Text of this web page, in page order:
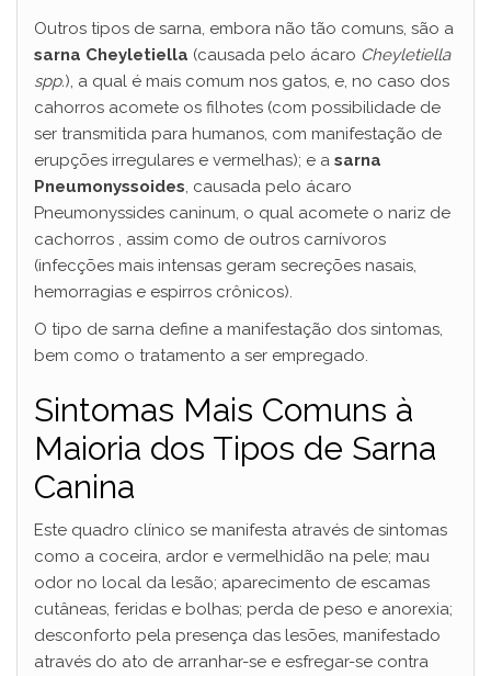
Outros tipos de sarna, embora não tão comuns, são a
sarna Cheyletiella (causada pelo ácaro Cheyletiella
spp.), a qual é mais comum nos gatos, e, no caso dos
cahorros acomete os filhotes (com possibilidade de
ser transmitida para humanos, com manifestação de
erupções irregulares e vermelhas); e a sarna
Pneumonyssoides, causada pelo ácaro
Pneumonyssides caninum, o qual acomete o nariz de
cachorros , assim como de outros carnívoros
(infecções mais intensas geram secreções nasais,
hemorragias e espirros crônicos).
O tipo de sarna define a manifestação dos sintomas,
bem como o tratamento a ser empregado.
Sintomas Mais Comuns à
Maioria dos Tipos de Sarna
Canina
Este quadro clínico se manifesta através de sintomas
como a coceira, ardor e vermelhidão na pele; mau
odor no local da lesão; aparecimento de escamas
cutâneas, feridas e bolhas; perda de peso e anorexia;
desconforto pela presença das lesões, manifestado
através do ato de arranhar-se e esfregar-se contra